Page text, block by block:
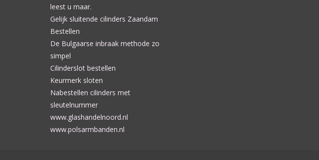
leest u maar.
Gelijk sluitende cilinders Zaandam
Bestellen
De Bulgaarse inbraak methode zo
simpel
Cilinderslot bestellen
Keurmerk sloten
Nabestellen cilinders met
sleutelnummer
www.glashandelnoord.nl
www.polsarmbanden.nl